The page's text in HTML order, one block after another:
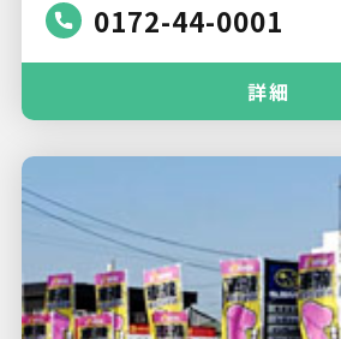
0172-44-0001
詳細